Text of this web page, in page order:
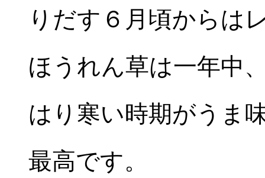
りだす６月頃からは
ほうれん草は一年中
はり寒い時期がうま
最高です。